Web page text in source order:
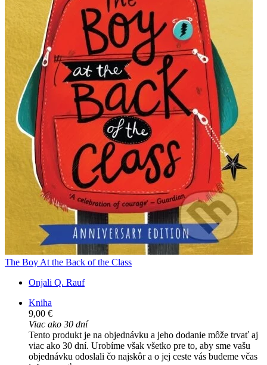
The Boy At the Back of the Class
Onjali Q. Rauf
Kniha
9,00 €
Viac ako 30 dní
Tento produkt je na objednávku a jeho dodanie môže trvať aj
viac ako 30 dní. Urobíme však všetko pre to, aby sme vašu
objednávku odoslali čo najskôr a o jej ceste vás budeme včas